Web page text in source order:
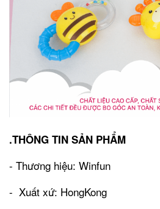
.THÔNG TIN SẢN PHẨM
- Thương hiệu: Winfun
- Xuất xứ: HongKong